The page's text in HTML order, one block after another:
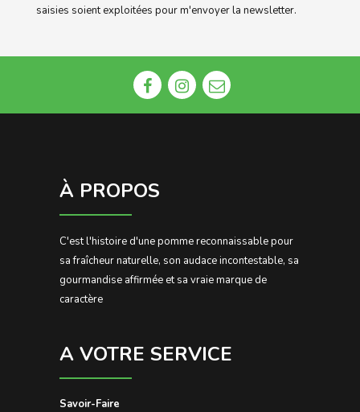
saisies soient exploitées pour m'envoyer la newsletter.
À PROPOS
C'est l'histoire d'une pomme reconnaissable pour
sa fraîcheur naturelle, son audace incontestable, sa
gourmandise affirmée et sa vraie marque de
caractère
A VOTRE SERVICE
Savoir-Faire